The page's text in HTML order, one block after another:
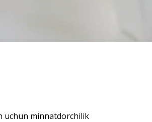
uchun minnatdorchilik